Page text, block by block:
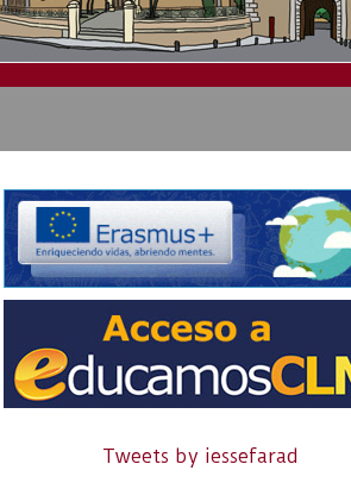
Tweets by iessefarad